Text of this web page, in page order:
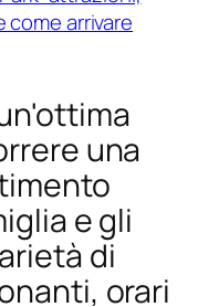
arrivare
una
e gli
di
orari